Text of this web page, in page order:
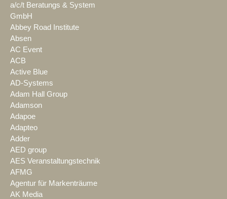
a/c/t Beratungs & System
GmbH
Abbey Road Institute
Absen
AC Event
ACB
Active Blue
AD-Systems
Adam Hall Group
Adamson
Adapoe
Adapteo
Adder
AED group
AES Veranstaltungstechnik
AFMG
Agentur für Markenträume
AK Media